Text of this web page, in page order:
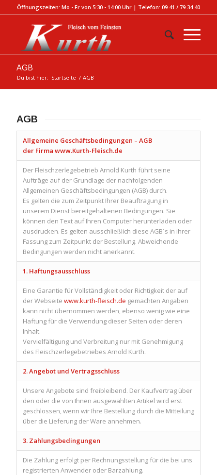
Öffnungszeiten: Mo - Fr von 5:30 - 14:00 Uhr | Telefon: 09 41 / 79 34 40
AGB
Du bist hier: Startseite / AGB
AGB
Allgemeine Geschäftsbedingungen – AGB
der Firma www.Kurth-Fleisch.de
Der Fleischzerlegebetrieb Arnold Kurth führt seine
Aufträge auf der Grundlage der nachfolgenden
Allgemeinen Geschäftsbedingungen (AGB) durch.
Es gelten die zum Zeitpunkt Ihrer Beauftragung in
unserem Dienst bereitgehaltenen Bedingungen. Sie
können den Text auf Ihren Computer herunterladen oder
ausdrucken. Es gelten ausschließlich diese AGB´s in ihrer
Fassung zum Zeitpunkt der Bestellung. Abweichende
Bedingungen werden nicht anerkannt.
1. Haftungsausschluss
Eine Garantie für Vollständigkeit oder Richtigkeit der auf
der Webseite www.kurth-fleisch.de gemachten Angaben
kann nicht übernommen werden, ebenso wenig wie eine
Haftung für die Verwendung dieser Seiten oder deren
Inhalt.
Vervielfältigung und Verbreitung nur mit Genehmigung
des Fleischzerlegebetriebes Arnold Kurth.
2. Angebot und Vertragsschluss
Unsere Angebote sind freibleibend. Der Kaufvertrag über
den oder die von Ihnen ausgewählten Artikel wird erst
geschlossen, wenn wir Ihre Bestellung durch die Mitteilung
über die Lieferung der Ware annehmen.
3. Zahlungsbedingungen
Die Zahlung erfolgt per Rechnungsstellung für die bei uns
registrierten Anwender oder Barzahlung.